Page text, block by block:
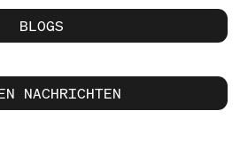
BLOGS
NACHRICHTEN